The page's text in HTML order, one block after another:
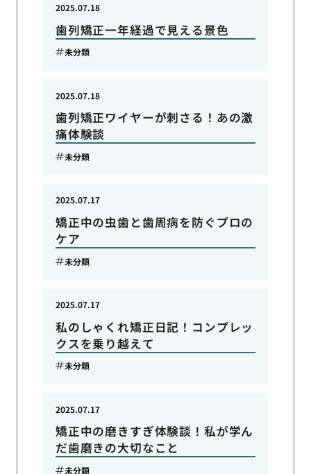
歯列矯正一年経過で見える景色
2025.07.18
未分類
歯列矯正ワイヤーが刺さる！あの激
痛体験談
2025.07.18
未分類
矯正中の虫歯と歯周病を防ぐプロの
ケア
2025.07.17
未分類
私のしゃくれ矯正日記！コンプレッ
クスを乗り越えて
2025.07.17
未分類
矯正中の磨きすぎ体験談！私が学ん
だ歯磨きの大切なこと
2025.07.17
未分類